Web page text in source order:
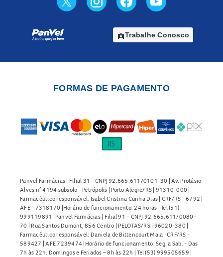
assignment_indTrabalhe Conosco
FORMAS DE PAGAMENTO
Panvel Farmácias | Filial 31 - CNPJ 92.665.611/0101-30 | Av. Protásio
Alves n° 4194 subsolo - Petrópolis | Porto Alegre/RS | 91310-000 |
Farmacêutico responsável: Isabel Cristina Cunha Dias | CRF/RS - 6792 |
AFE - 7318170 |Horário de funcionamento: 24 horas | Tel (51)
999119891| Panvel Farmácias | Filial 91 – CNPJ 92.665.611/0080-
70 | Rua Santos Dumont, 856 Centro | PELOTAS/RS | 96020-380 |
Farmacêutico responsável: Daniela de Bittencourt Maia | CRF/RS -
589427 | AFE 7239474 |Horário de funcionamento: Seg. a Sab. - Das
7h às 22h. Domingos e Feriados – 8h às 22h | Tel (53) 999505659 |